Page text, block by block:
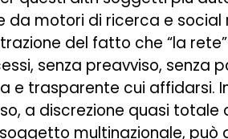
da motori di ricerca e
del fatto che “la
senza preavviso, senza
e trasparente cui affidarsi.
a discrezione quasi
multinazionale,